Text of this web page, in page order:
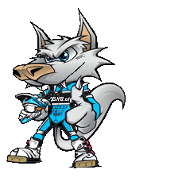
contenuto